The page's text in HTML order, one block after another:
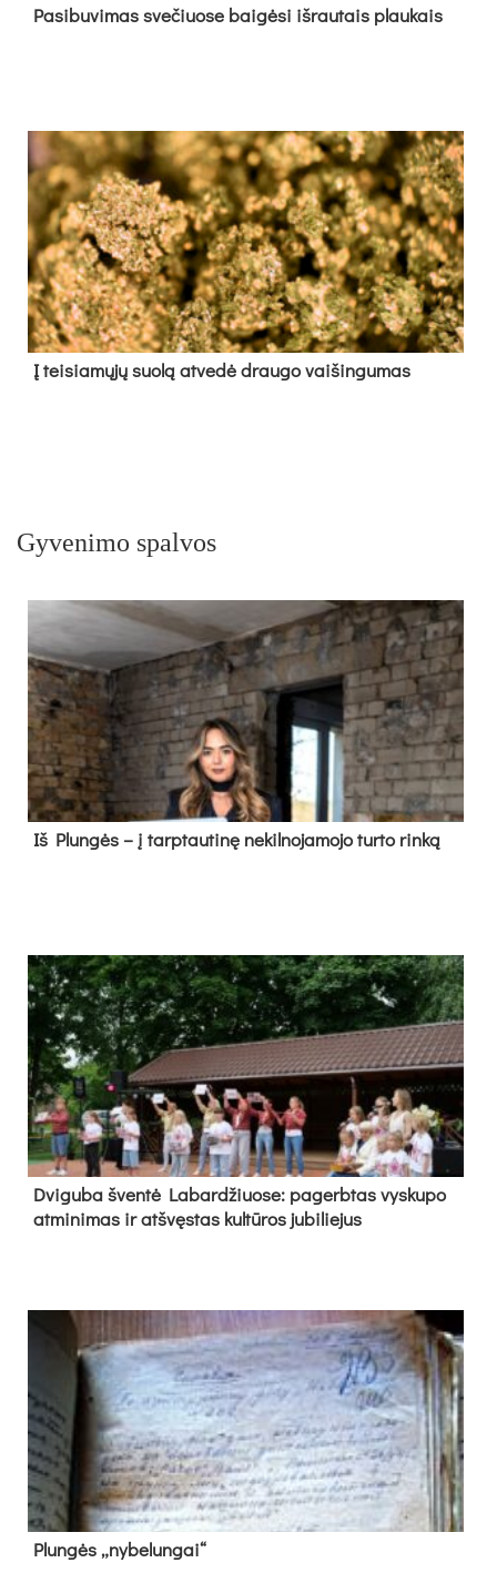
Pa­si­bu­vi­mas sve­čiuo­se bai­gė­si iš­rau­tais plau­kais
Į tei­sia­mų­jų suo­lą at­ve­dė drau­go vai­šin­gu­mas
Gyvenimo spalvos
Iš Plungės – į tarptautinę nekilnojamojo turto rinką
Dvi­gu­ba šven­tė La­bar­džiuo­se: pa­gerb­tas vys­ku­po
at­mi­ni­mas ir at­švęs­tas kul­tū­ros ju­bi­lie­jus
Plun­gės „ny­be­lun­gai“